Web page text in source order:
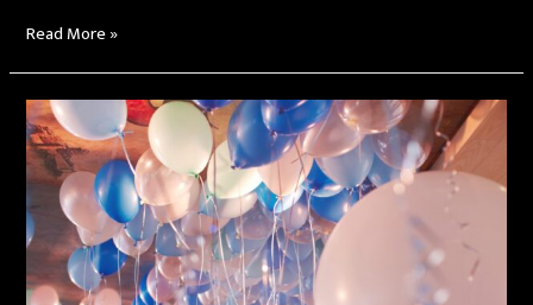
Read More »